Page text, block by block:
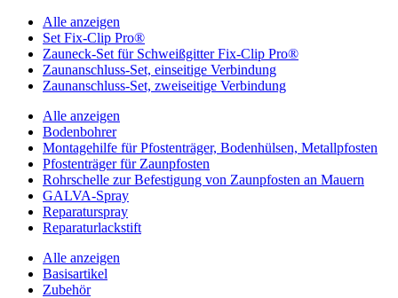
Alle anzeigen
Set Fix-Clip Pro®
Zauneck-Set für Schweißgitter Fix-Clip Pro®
Zaunanschluss-Set, einseitige Verbindung
Zaunanschluss-Set, zweiseitige Verbindung
Alle anzeigen
Bodenbohrer
Montagehilfe für Pfostenträger, Bodenhülsen, Metallpfosten
Pfostenträger für Zaunpfosten
Rohrschelle zur Befestigung von Zaunpfosten an Mauern
GALVA-Spray
Reparaturspray
Reparaturlackstift
Alle anzeigen
Basisartikel
Zubehör